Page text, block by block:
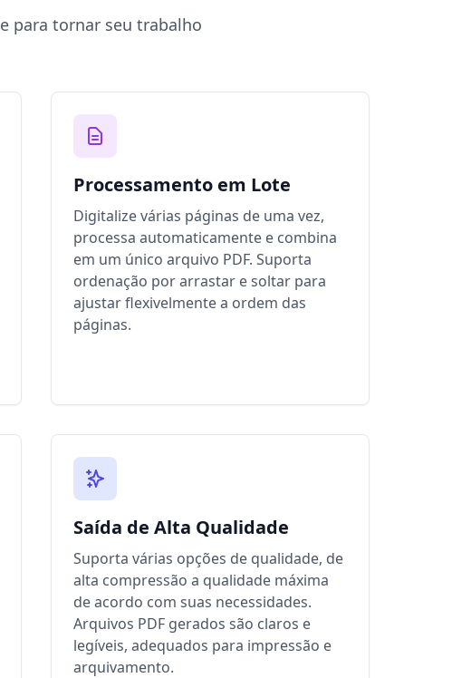
para tornar seu trabalho
Processamento em Lote
Digitalize várias páginas de uma vez,
processa automaticamente e combina
em um único arquivo PDF. Suporta
ordenação por arrastar e soltar para
ajustar flexivelmente a ordem das
páginas.
Saída de Alta Qualidade
Suporta várias opções de qualidade, de
alta compressão a qualidade máxima
de acordo com suas necessidades.
Arquivos PDF gerados são claros e
legíveis, adequados para impressão e
arquivamento.